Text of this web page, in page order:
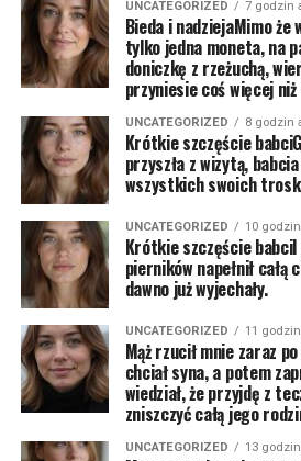
UNCATEGORIZED 7 godzin
Bieda i nadziejaMimo że
tylko jedna moneta, na
doniczkę z rzeżuchą,
przyniesie coś więcej niż
UNCATEGORIZED 8 godzin
Krótkie szczęście
przyszła z wizytą,
wszystkich swoich
UNCATEGORIZED 10
Krótkie szczęście
pierników napełnił całą
dawno już wyjechały.
UNCATEGORIZED 11
Mąż rzucił mnie zaraz
chciał syna, a potem
wiedział, że przyjdę z
zniszczyć całą jego
UNCATEGORIZED 13